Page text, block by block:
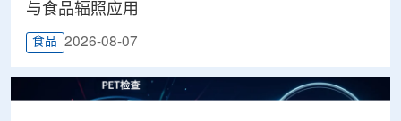
与食品辐照应用
食品 2026-08-07